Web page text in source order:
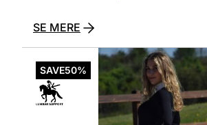
SE MERE
SAVE50%
vare
har
flere
varianter.
Mulighederne